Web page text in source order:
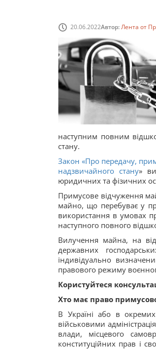
20.06.2022Автор:Лента от
наступним повним
стану.
Закон «Про передачу,
надзвичайного стану»
юридичних та фізичних
Примусове відчуження
майно, що перебуває у
використання в умовах
наступного повного
Вилучення майна, на
державних
індивідуально
правового режиму
Користуйтеся
Хто має право
В Україні або в
військовими
влади, місцевого
конституційних прав і